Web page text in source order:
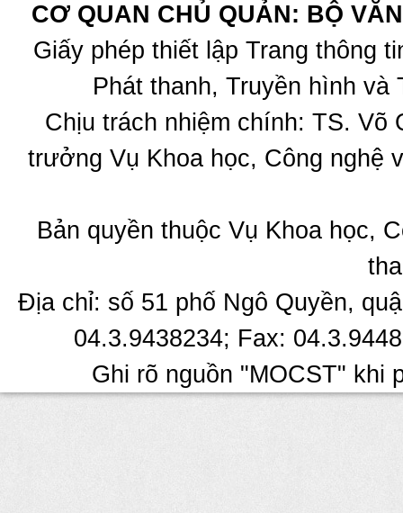
CƠ QUAN CHỦ QUẢN: BỘ
Giấy phép thiết lập Trang thông
Phát thanh, Truyền hình
Chịu trách nhiệm chính: TS.
trưởng Vụ Khoa học, Công nghệ
Bản quyền thuộc Vụ Khoa học,
Địa chỉ: số 51 phố Ngô Quyền,
04.3.9438234; Fax:
Ghi rõ nguồn "MOCST" khi